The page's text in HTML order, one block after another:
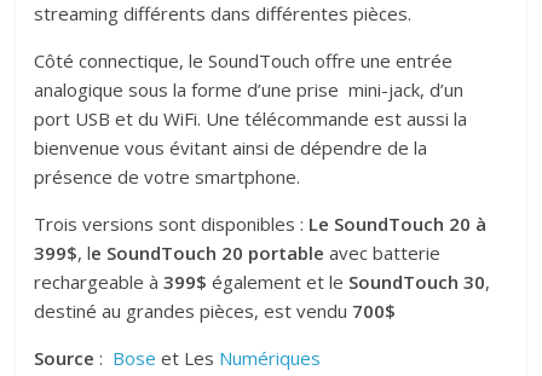
streaming différents dans différentes pièces.
Côté connectique, le SoundTouch offre une entrée
analogique sous la forme d’une prise mini-jack, d’un
port USB et du WiFi. Une télécommande est aussi la
bienvenue vous évitant ainsi de dépendre de la
présence de votre smartphone.
Trois versions sont disponibles : Le SoundTouch 20 à
399$, le SoundTouch 20 portable avec batterie
rechargeable à399$également et le SoundTouch 30,
destiné au grandes pièces, est vendu 700$
Source : Bose et Les Numériques